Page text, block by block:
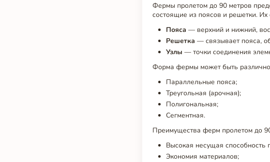
Фермы пролетом до 90 метров
состоящие из поясов и решетки.
Пояса — верхний и нижний,
Решетка — связывает пояса,
Узлы — точки соединения
Форма фермы может быть
Параллельные пояса;
Треугольная (арочная);
Полигональная;
Сегментная.
Преимущества ферм пролетом до
Высокая несущая способность
Экономия материалов;